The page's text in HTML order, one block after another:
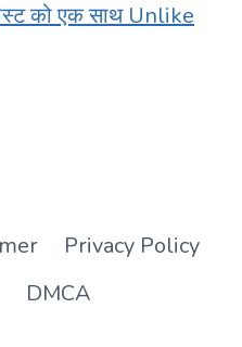
को एक साथ Unlike
Privacy Policy
DMCA